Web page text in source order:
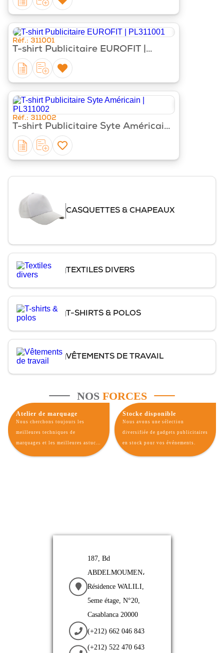
Réf.: 311001
T-shirt Publicitaire EUROFIT |
PL311001
Réf.: 311002
T-shirt Publicitaire Syte Américain |
PL311002
CASQUETTES & CHAPEAUX
TEXTILES DIVERS
T-SHIRTS & POLOS
VÊTEMENTS DE TRAVAIL
NOS FORCES
Atelier de marquage
Nous cherchons toujours les
meilleures techniques de
marquages et les meilleures astuces
afin de vous offrir un rendu parfait
Stocke disponible
Nous avons une sélection
diversifiée de gadgets publicitaires
en stock pour vos événements.
187, Bd
ABDELMOUMEN،
Résidence WALILI,
5eme étage, N°20,
Casablanca 20000
(+212) 662 046 843
(+212) 522 470 643